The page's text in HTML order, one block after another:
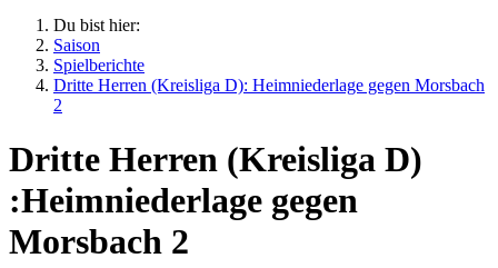
Du bist hier:
Saison
Spielberichte
Dritte Herren (Kreisliga D): Heimniederlage gegen Morsbach
2
Dritte Herren (Kreisliga D)
:Heimniederlage gegen
Morsbach 2